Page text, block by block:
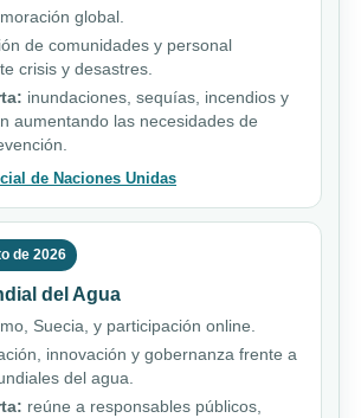
global.
de comunidades y personal
crisis y desastres.
inundaciones, sequías, incendios y
aumentando las necesidades de
de Naciones Unidas
de 2026
del Agua
Suecia, y participación online.
innovación y gobernanza frente a
del agua.
reúne a responsables públicos,